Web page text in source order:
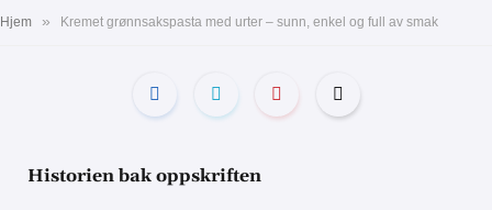
Hjem » Kremet grønnsakspasta med urter – sunn, enkel og full av smak
Historien bak oppskriften